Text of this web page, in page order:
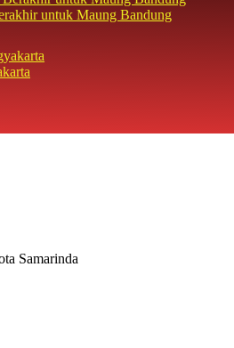
untuk Maung Bandung
Samarinda